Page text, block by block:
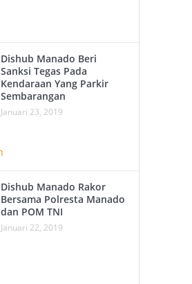
Dishub Manado Beri
Sanksi Tegas Pada
Kendaraan Yang Parkir
Sembarangan
Januari 23, 2019
Dishub Manado Rakor
Bersama Polresta Manado
dan POM TNI
Januari 22, 2019